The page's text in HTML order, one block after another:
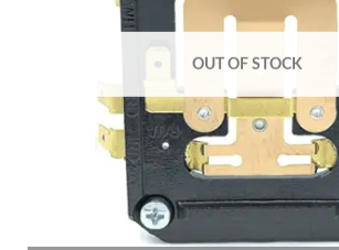
OUT OF STOCK